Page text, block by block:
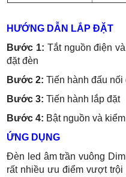
HƯỚNG DẪN LẮP ĐẶT
Bước 1: Tắt nguồn điện
đặt đèn
Bước 2:Tiến hành đấu
Bước 3:Tiến hành lắp đặt
Bước 4: Bật nguồn và
ỨNG DỤNG
Đèn led âm trần vuông
rất nhiều ưu điểm vượt